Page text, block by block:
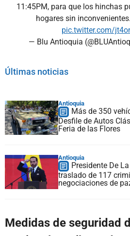
11:45PM, para que los hinchas
hogares sin inconvenientes.
pic.twitter.com/
— Blu Antioquia
Últimas noticias
Antioquia
Más de 350
Desfile de Autos
Feria de las Flores
Antioquia
Presidente De
traslado de 117
negociaciones de
Medidas de seguridad